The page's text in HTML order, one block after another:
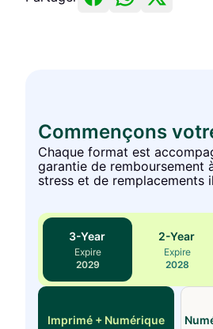
Commençons
Chaque format est
garantie de remboursement
stress et de remplacements
3-Year
Expire
2029
2-Year
Expire
2028
Imprimé + Numérique